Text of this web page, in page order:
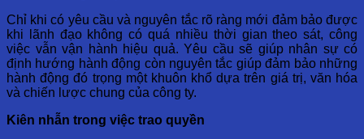
Chỉ khi có yêu cầu và nguyên tắc rõ ràng mới đảm bảo được
khi lãnh đạo không có quá nhiều thời gian theo sát, công
việc vẫn vận hành hiệu quả. Yêu cầu sẽ giúp nhân sự có
định hướng hành động còn nguyên tắc giúp đảm bảo những
hành động đó trọng một khuôn khổ dựa trên giá trị, văn hóa
và chiến lược chung của công ty.
Kiên nhẫn trong việc trao quyền